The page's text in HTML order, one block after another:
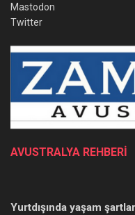
Mastodon
Twitter
AVUSTRALYA REHBERİ
Yurtdışında yaşam